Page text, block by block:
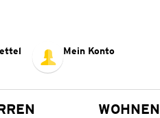
Mein Konto
WOHNEN